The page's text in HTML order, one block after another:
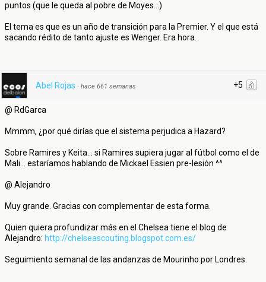
puntos (que le queda al pobre de Moyes...)
El tema es que es un año de transición para la Premier. Y el que está
sacando rédito de tanto ajuste es Wenger. Era hora.
+5
Abel Rojas · hace 661 semanas
@ RdGarca
Mmmm, ¿por qué dirías que el sistema perjudica a Hazard?
Sobre Ramires y Keita... si Ramires supiera jugar al fútbol como el de
Mali... estaríamos hablando de Mickael Essien pre-lesión ^^
@ Alejandro
Muy grande. Gracias con complementar de esta forma.
Quien quiera profundizar más en el Chelsea tiene el blog de
Alejandro: http://chelseascouting.blogspot.com.es/
Seguimiento semanal de las andanzas de Mourinho por Londres.